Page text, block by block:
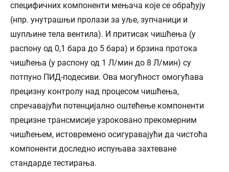
специфичних компоненти мењача које се обрађују
(нпр. унутрашњи пролази за уље, зупчаници и
шупљине тела вентила). И притисак чишћења (у
распону од 0,1 бара до 5 бара) и брзина протока
чишћења (у распону од 1 Л/мин до 8 Л/мин) су
потпуно ПИД-подесиви. Ова могућност омогућава
прецизну контролу над процесом чишћења,
спречавајући потенцијално оштећење компоненти
прецизне трансмисије узроковано прекомерним
чишћењем, истовремено осигуравајући да чистоћа
компоненти доследно испуњава захтеване
стандарде тестирања.